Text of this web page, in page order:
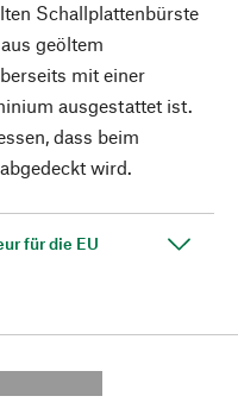
Schallplattenbürste
geöltem
mit einer
ausgestattet ist.
dass beim
wird.
für die EU